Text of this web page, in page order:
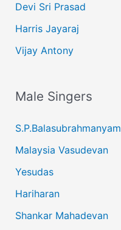
Devi Sri Prasad
Harris Jayaraj
Vijay Antony
Male Singers
S.P.Balasubrahmanyam
Malaysia Vasudevan
Yesudas
Hariharan
Shankar Mahadevan